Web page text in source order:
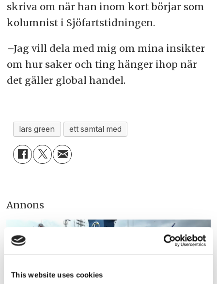
This website uses cookies
skriva om när han inom kort börjar som
kolumnist i Sjöfartstidningen.
–Jag vill dela med mig om mina insikter
om hur saker och ting hänger ihop när
det gäller global handel.
lars green ett samtal med
Annons